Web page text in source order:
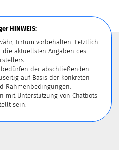
HINWEIS:
Irrtum vorbehalten. Letztlich
aktuellsten Angaben des
der abschließenden
auf Basis der konkreten
Rahmenbedingungen.
mit Unterstützung von Chatbots
sein.